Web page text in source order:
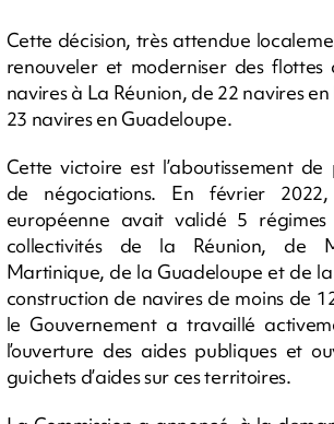
Cette décision, très attendue
renouveler et moderniser des flottes
navires à La Réunion, de 22 navires
23 navires en Guadeloupe.
Cette victoire est l’aboutissement de
de négociations. En février 2022,
européenne avait validé 5 régimes
collectivités de la Réunion, de
Martinique, de la Guadeloupe et de
construction de navires de moins de
le Gouvernement a travaillé
l’ouverture des aides publiques et
guichets d’aides sur ces territoires.